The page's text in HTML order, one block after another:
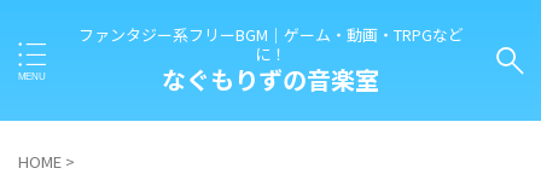
ファンタジー系フリーBGM｜ゲーム・動画・TRPGなど
に！
なぐもりずの音楽室
HOME >